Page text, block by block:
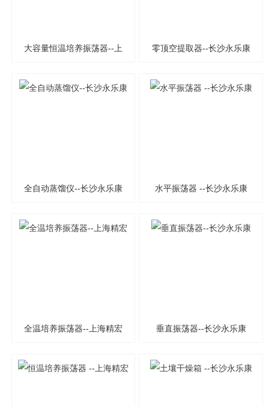
大容量恒温培养振荡器--上 零顶空提取器--长沙永乐康
全自动蒸馏仪--长沙永乐康 水平振荡器 --长沙永乐康
全温培养振荡器--上海精宏 垂直振荡器--长沙永乐康